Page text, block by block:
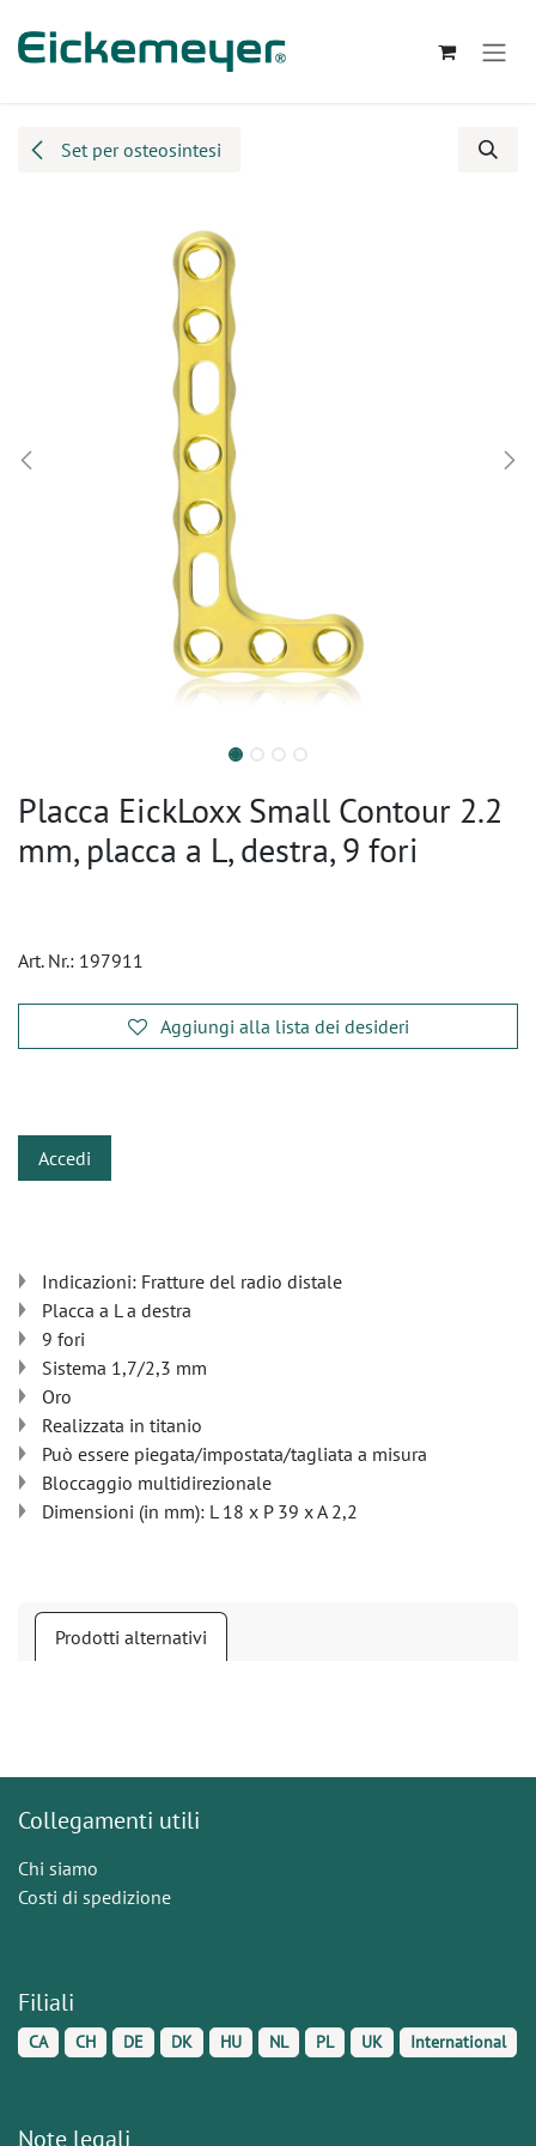
Set per osteosintesi
Placca EickLoxx Small Contour 2.2
mm, placca a L, destra, 9 fori
Art. Nr.: 197911
Aggiungi alla lista dei desideri
Accedi
Indicazioni: Fratture del radio distale
Placca a L a destra
9 fori
Sistema 1,7/2,3 mm
Oro
Realizzata in titanio
Può essere piegata/impostata/tagliata a misura
Bloccaggio multidirezionale
Dimensioni (in mm): L 18 x P 39 x A 2,2
Prodotti alternativi
Collegamenti utili
Chi siamo
Costi di spedizione
Filiali
CA CH DE DK HU NL PL UK International
Note legali